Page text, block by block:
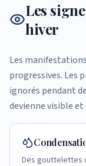
Les
hiver
Les
progressives. Les
ignorés pendant
devienne visible et
Des gouttelettes